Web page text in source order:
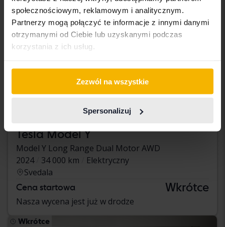
społecznościowym, reklamowym i analitycznym.
Partnerzy mogą połączyć te informacje z innymi danymi
otrzymanymi od Ciebie lub uzyskanymi podczas
korzystania z ich usług.
Zezwól na wszystkie
Spersonalizuj
Tesla Model Y
Model Y Long Range Dual Motor AWD
2024
34 000 km
Elektryczny
Svedala
Cena startowa Wkrótce
Nasza wycena jest już w drodze
Wkrótce